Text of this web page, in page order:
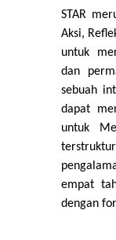
STAR
Aksi,
untuk
dan
sebuah
dapat
untuk
empat
dengan